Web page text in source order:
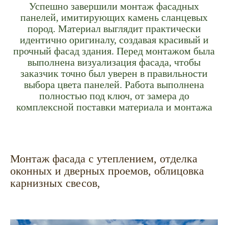
Успешно завершили монтаж фасадных
панелей, имитирующих камень сланцевых
пород. Материал выглядит практически
идентично оригиналу, создавая красивый и
прочный фасад здания. Перед монтажом была
выполнена визуализация фасада, чтобы
заказчик точно был уверен в правильности
выбора цвета панелей. Работа выполнена
полностью под ключ, от замера до
комплексной поставки материала и монтажа
Монтаж фасада с утеплением, отделка
оконных и дверных проемов, облицовка
карнизных свесов,